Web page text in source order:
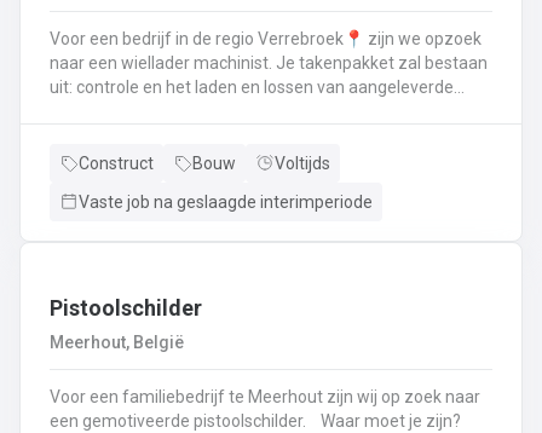
Voor een bedrijf in de regio Verrebroek📍 zijn we opzoek
naar een wiellader machinist. Je takenpakket zal bestaan
uit: controle en het laden en lossen van aangeleverde
van hun taken.Je bedient de mengcentrale en verwerkt
handen uit de mouwen om het terrein proper en
weten of stuur je CV eens door. 052 41 11 82📞 of mail
Construct Bouw
Voltijds
Vaste job na geslaagde interimperiode
Pistoolschilder
Meerhout, België
Voor een familiebedrijf te Meerhout zijn wij op zoek naar
een gemotiveerde pistoolschilder. Waar moet je zijn?